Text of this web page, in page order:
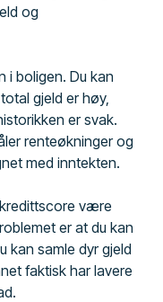
og
i boligen. Du kan
gjeld er høy,
er svak.
renteøkninger og
med inntekten.
være
er at du kan
kan samle dyr gjeld
faktisk har lavere